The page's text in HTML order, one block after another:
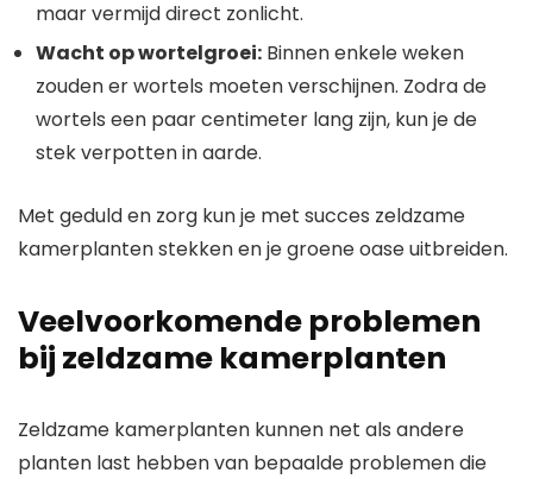
maar vermijd direct zonlicht.
Wacht op wortelgroei: Binnen enkele weken
zouden er wortels moeten verschijnen. Zodra de
wortels een paar centimeter lang zijn, kun je de
stek verpotten in aarde.
Met geduld en zorg kun je met succes zeldzame
kamerplanten stekken en je groene oase uitbreiden.
Veelvoorkomende problemen
bij zeldzame kamerplanten
Zeldzame kamerplanten kunnen net als andere
planten last hebben van bepaalde problemen die